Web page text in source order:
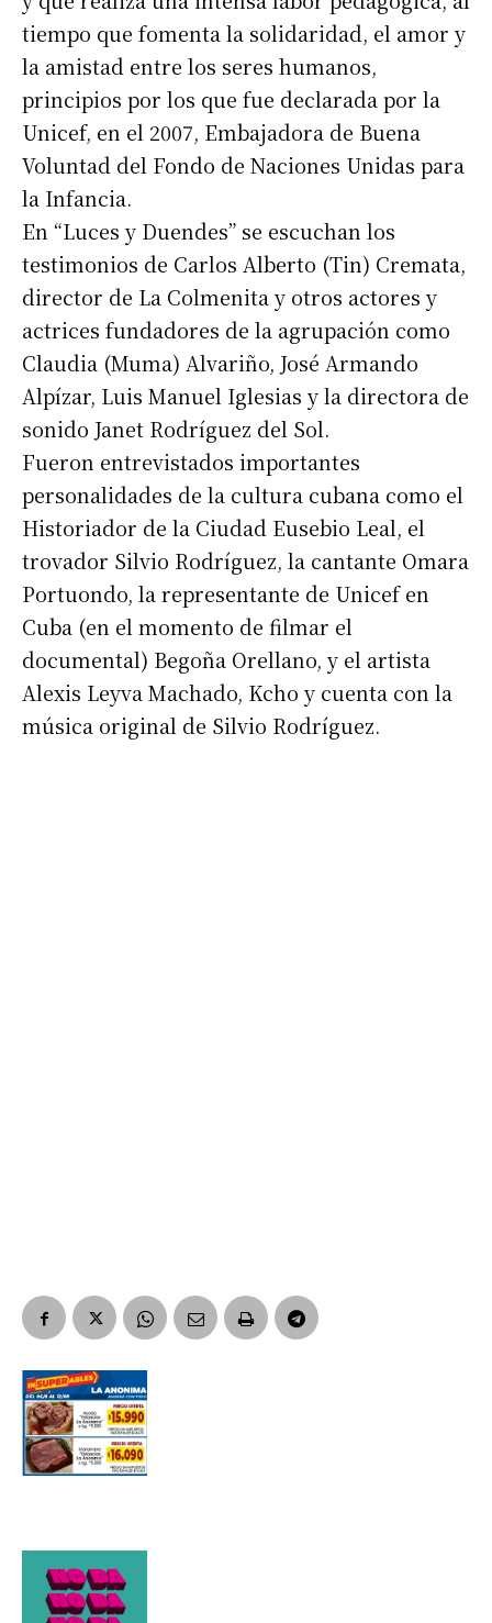
Suscribirme gratis
Dirección de correo electrónico *
Nombre
Apellidos
tiempo que fomenta la solidaridad, el amor y
la amistad entre los seres humanos,
principios por los que fue declarada por la
Unicef, en el 2007, Embajadora de Buena
Voluntad del Fondo de Naciones Unidas para
la Infancia.
En “Luces y Duendes” se escuchan los
testimonios de Carlos Alberto (Tin) Cremata,
director de La Colmenita y otros actores y
actrices fundadores de la agrupación como
Claudia (Muma) Alvariño, José Armando
Alpízar, Luis Manuel Iglesias y la directora de
sonido Janet Rodríguez del Sol.
Fueron entrevistados importantes
personalidades de la cultura cubana como el
Historiador de la Ciudad Eusebio Leal, el
trovador Silvio Rodríguez, la cantante Omara
Portuondo, la representante de Unicef en
Cuba (en el momento de filmar el
documental) Begoña Orellano, y el artista
Alexis Leyva Machado, Kcho y cuenta con la
música original de Silvio Rodríguez.